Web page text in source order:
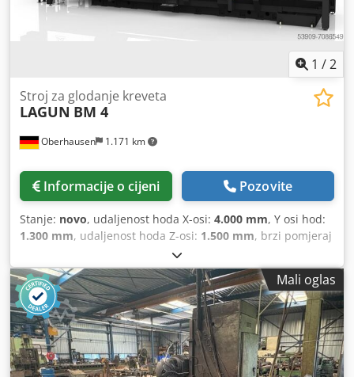
1 /2
Oberhausen 1.171 km
Stroj za glodanje kreveta
LAGUN BM 4
Informacije o cijeni Pozovite
Stanje: novo, udaljenost hoda X-osi: 4.000 mm, Y osi hod:
1.300 mm, udaljenost hoda Z-osi: 1.500 mm, brzi pomjeraj
, brzi hod Y-osi:
Z-osi:30.000 m/min, položaj glave za glodanje:Universal-
Diagonal-Fräskopf, maksimalna brzina vretena: 6.000
okret/min, širina stola:1.100 mm, opterećenje stola:
12.000 kg, dužina stola:4.100 mm , maksimalna težina
obratka:12.000 kg, ukupna masa:26.500 kg, okretni
moment:1.178 Nm, snaga:31 kW (42,15 KS), Oprema:
beskonačno promjenjiva brzina rotacije,
Mali oglas